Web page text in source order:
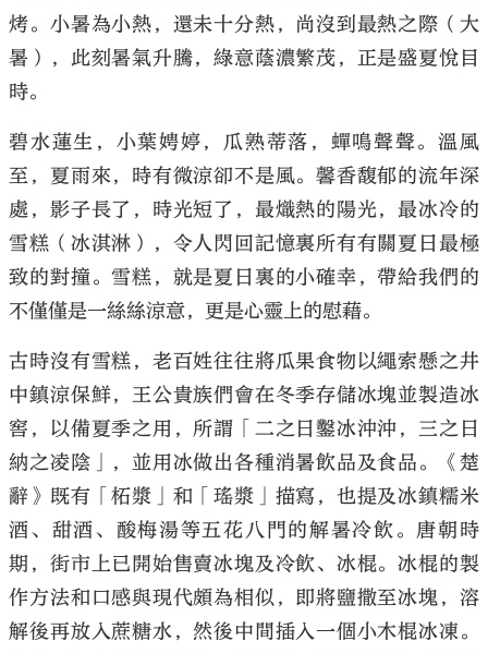
烤。小暑為小熱，還未十分熱，尚沒到最熱之際（大
暑），此刻暑氣升騰，綠意蔭濃繁茂，正是盛夏悅目
時。
碧水蓮生，小葉娉婷，瓜熟蒂落，蟬鳴聲聲。溫風
至，夏雨來，時有微涼卻不是風。馨香馥郁的流年深
處，影子長了，時光短了，最熾熱的陽光，最冰冷的
雪糕（冰淇淋），令人閃回記憶裏所有有關夏日最極
致的對撞。雪糕，就是夏日裏的小確幸，帶給我們的
不僅僅是一絲絲涼意，更是心靈上的慰藉。
古時沒有雪糕，老百姓往往將瓜果食物以繩索懸之井
中鎮涼保鮮，王公貴族們會在冬季存儲冰塊並製造冰
窖，以備夏季之用，所謂「二之日鑿冰沖沖，三之日
納之凌陰」，並用冰做出各種消暑飲品及食品。《楚
辭》既有「柘漿」和「瑤漿」描寫，也提及冰鎮糯米
酒、甜酒、酸梅湯等五花八門的解暑冷飲。唐朝時
期，街市上已開始售賣冰塊及冷飲、冰棍。冰棍的製
作方法和口感與現代頗為相似，即將鹽撒至冰塊，溶
解後再放入蔗糖水，然後中間插入一個小木棍冰凍。